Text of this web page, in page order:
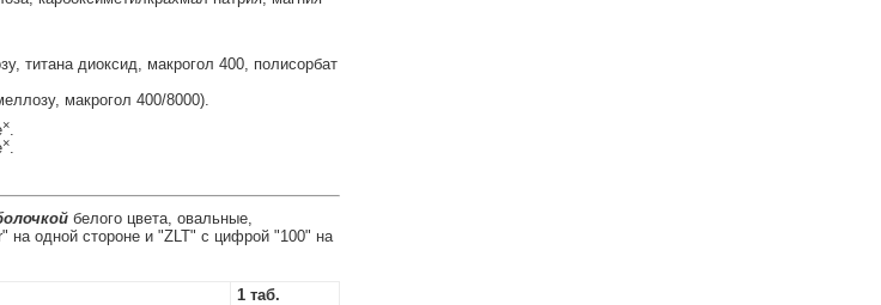
титана диоксид, макрогол 400, полисорбат
макрогол 400/8000).
×.
×.
белого цвета, овальные,
на одной стороне и "ZLT" с цифрой "100" на
1 таб.